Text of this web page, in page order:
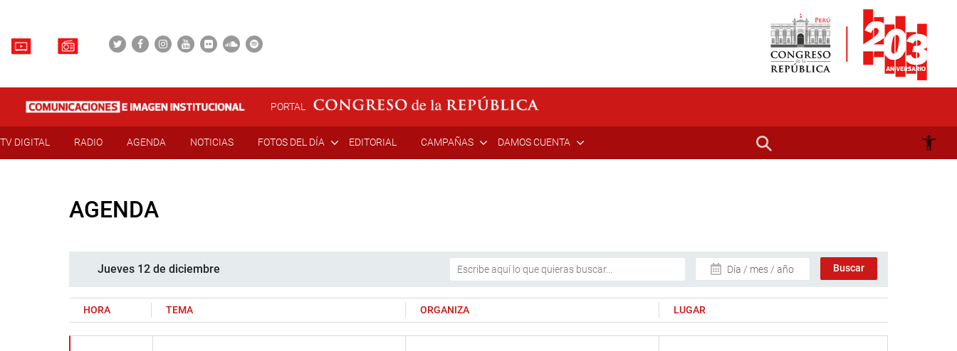
PORTAL
TV DIGITAL RADIO AGENDA NOTICIAS FOTOS DEL DÍA EDITORIAL CAMPAÑAS DAMOS CUENTA
AGENDA
Jueves 12 de diciembre Día / mes / año
HORA TEMA ORGANIZA LUGAR